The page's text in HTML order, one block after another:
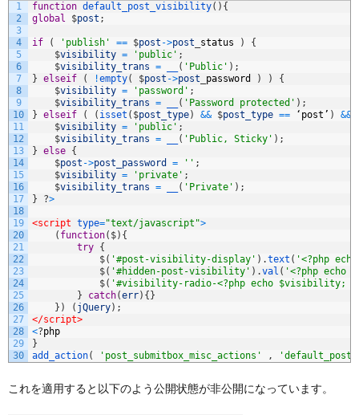
1
2
3
4
5
6
7
8
9
10
11
12
13
14
15
16
17
18
19
20
21
22
23
24
25
26
27
28
29
30
function default_post_visibility( ) {
global
$post ;
if ( 'publish' == $post ->post status )
{
$visibility = 'public' ;
$visibility_trans = ( 'Public' ) ;
} elseif ( !empty( $post ->post password ) )
{
$visibility = 'password' ;
$visibility_trans = ( 'Password protected' ) ;
} elseif ( ( isset ( $post_type) && $post_type == ‘ post ’ ) &&
$visibility = 'public' ;
$visibility_trans = ( 'Public, Sticky' ) ;
} else {
$post ->post_password = '' ;
$visibility = 'private' ;
$visibility_trans = ( 'Private' ) ;
}
?>
<script type="text/javascript">
( function( $) {
try {
$( '#post-visibility-display' ) .text ( '<?php
$( '#hidden-post-visibility' ) .val ( '<?php
$( '#visibility-radio-<?php echo $visibility;
}
catch(err) { }
} ) ( jQuery) ;
</script>
<?php
}
add_action( 'post_submitbox_misc_actions' ,
これを適用すると以下のよう公開状態が非公開になっています。